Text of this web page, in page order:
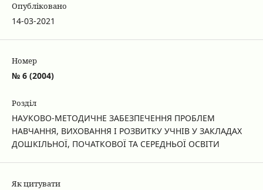
Опубліковано
14-03-2021
Номер
№ 6 (2004)
Розділ
НАУКОВО-МЕТОДИЧНЕ ЗАБЕЗПЕЧЕННЯ ПРОБЛЕМ
НАВЧАННЯ, ВИХОВАННЯ І РОЗВИТКУ УЧНІВ У ЗАКЛАДАХ
ДОШКІЛЬНОЇ, ПОЧАТКОВОЇ ТА СЕРЕДНЬОЇ ОСВІТИ
Як цитувати